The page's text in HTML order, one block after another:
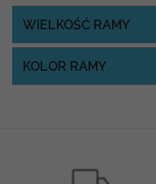
WIELKOŚĆ RAMY
KOLOR RAMY